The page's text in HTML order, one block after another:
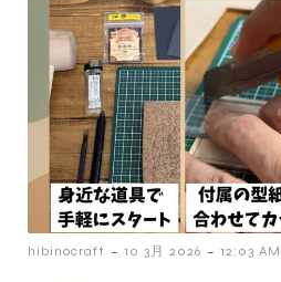
hibinocraft - 10 3月 2026 - 12:03 AM